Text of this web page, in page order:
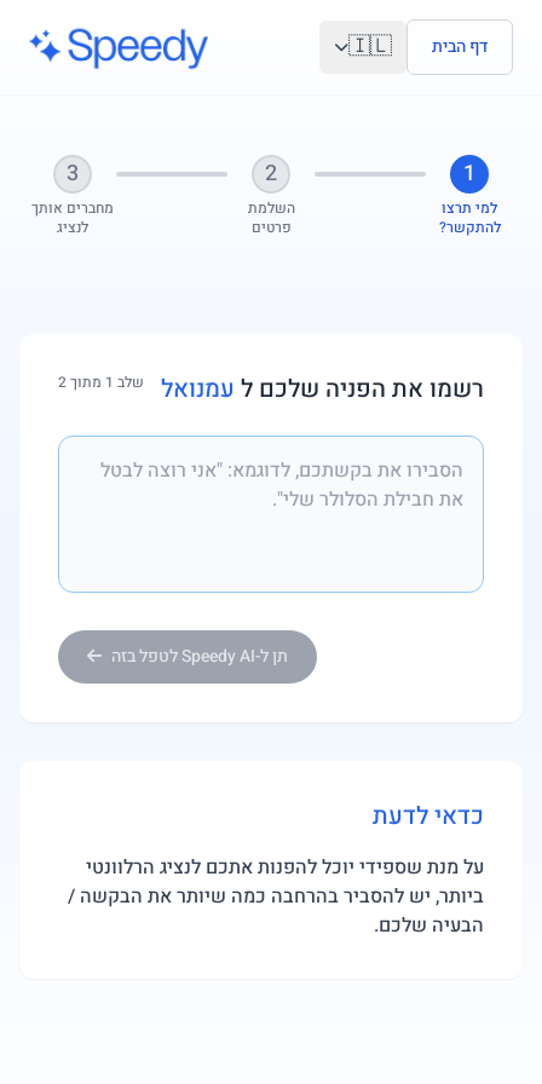
דלג לתוכן הראשי
דף הבית 🇮🇱
1
למי תרצו
להתקשר?
2
השלמת
פרטים
3
מחברים אותך
לנציג
רשמו את הפניה שלכם ל עמנואל שלב 1 מתוך 2
תן ל-Speedy AI לטפל בזה
כדאי לדעת
על מנת שספידי יוכל להפנות אתכם לנציג הרלוונטי
ביותר, יש להסביר בהרחבה כמה שיותר את הבקשה /
הבעיה שלכם.